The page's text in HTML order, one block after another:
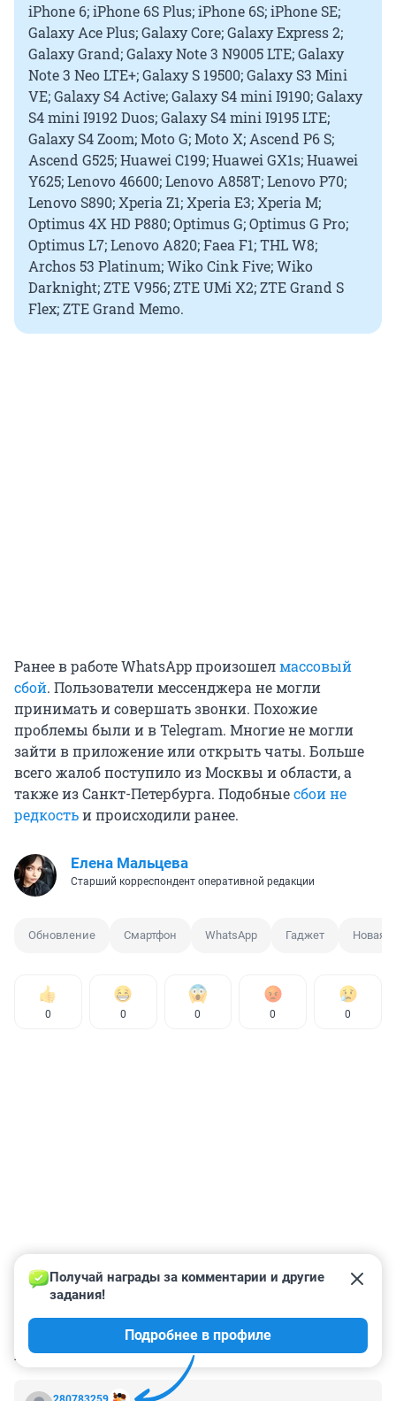
iPhone 6; iPhone 6S Plus; iPhone 6S; iPhone SE;
Galaxy Ace Plus; Galaxy Core; Galaxy Express 2;
Galaxy Grand; Galaxy Note 3 N9005 LTE; Galaxy
Note 3 Neo LTE+; Galaxy S 19500; Galaxy S3 Mini
VE; Galaxy S4 Active; Galaxy S4 mini I9190; Galaxy
S4 mini I9192 Duos; Galaxy S4 mini I9195 LTE;
Galaxy S4 Zoom; Moto G; Moto X; Ascend P6 S;
Ascend G525; Huawei C199; Huawei GX1s; Huawei
Y625; Lenovo 46600; Lenovo A858T; Lenovo P70;
Lenovo S890; Xperia Z1; Xperia E3; Xperia M;
Optimus 4X HD P880; Optimus G; Optimus G Pro;
Optimus L7; Lenovo A820; Faea F1; THL W8;
Archos 53 Platinum; Wiko Cink Five; Wiko
Darknight; ZTE V956; ZTE UMi X2; ZTE Grand S
Flex; ZTE Grand Memo.
Ранее в работе WhatsApp произошелмассовый
сбой. Пользователи мессенджера не могли
принимать и совершать звонки. Похожие
проблемы были и в Telegram. Многие не могли
зайти в приложение или открыть чаты. Больше
всего жалоб поступило из Москвы и области, а
также из Санкт-Петербурга. Подобныесбои не
редкостьи происходили ранее.
Елена Мальцева
Старший корреспондент оперативной редакции
Обновление Смартфон WhatsApp Гаджет Новая
0 0 0 0 0
КОММЕНТАРИИ 6
Получай награды за комментарии и другие
задания!
Подробнее в профиле